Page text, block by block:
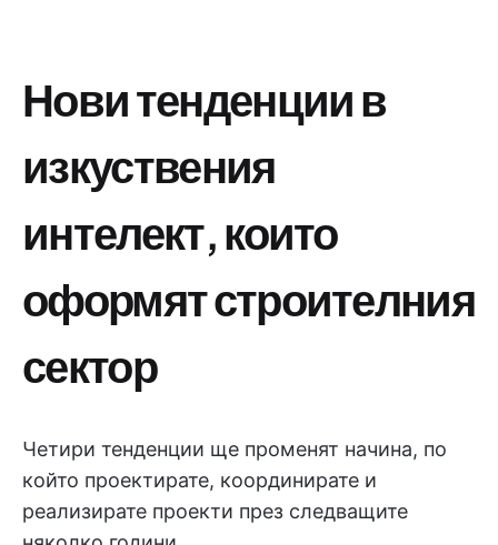
Нови тенденции в
изкуствения
интелект, които
оформят строителния
сектор
Четири тенденции ще променят начина, по
който проектирате, координирате и
реализирате проекти през следващите